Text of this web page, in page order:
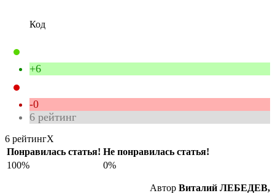
Код
+6
-0
6 рейтинг
6 рейтингX
Понравилась статья! Не понравилась статья!
100%
0%
Автор Виталий ЛЕБЕДЕВ,